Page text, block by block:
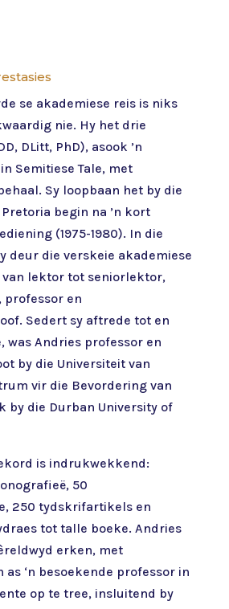
se akademiese reis is niks
nie. Hy het drie
DLitt, PhD), asook ’n
Semitiese Tale, met
Sy loopbaan het by die
begin na ’n kort
(1975-1980). In die
deur die verskeie akademiese
van lektor tot seniorlektor,
professor en
Sedert sy aftrede tot en
was Andries professor en
by die Universiteit van
vir die Bevordering van
by die Durban University of
is indrukwekkend:
50
250 tydskrifartikels en
tot talle boeke. Andries
erken, met
‘n besoekende professor in
op te tree, insluitend by